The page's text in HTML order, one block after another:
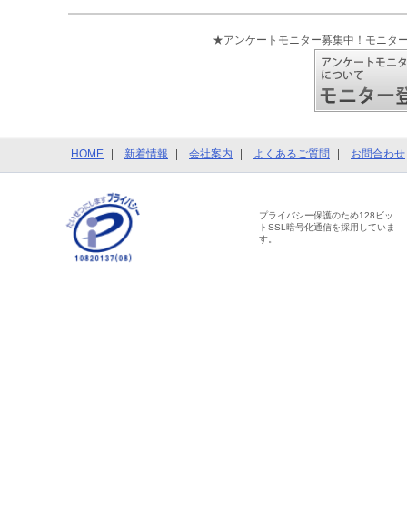
★アンケートモニター募集中！モニタ
HOME 新着情報 会社案内 よくあるご質問 お問合わせ
プライバシー保護のため128ビッ
トSSL暗号化通信を採用していま
す。